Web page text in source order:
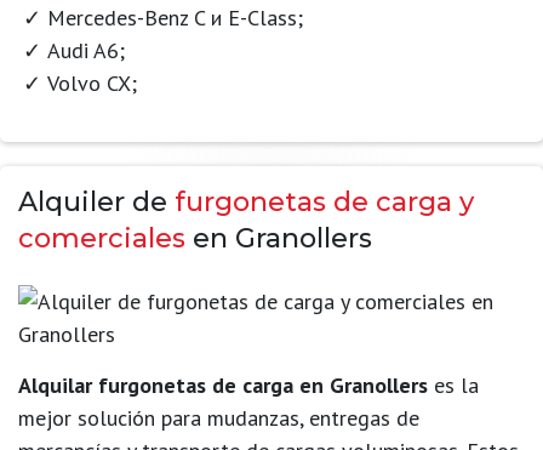
Mercedes-Benz C и E-Class;
Audi A6;
Volvo CX;
Alquiler de furgonetas de carga y
comerciales en Granollers
Alquilar furgonetas de carga en Granollers es la
mejor solución para mudanzas, entregas de